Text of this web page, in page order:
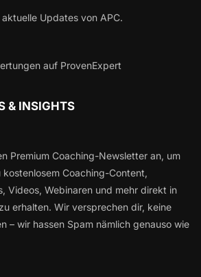
Updates von APC.
auf ProvenExpert
& INSIGHTS
Premium Coaching-Newsletter an, um
Coaching-Content,
Videos, Webinaren und mehr direkt in
erhalten. Wir versprechen dir, keine
– wir hassen Spam nämlich genauso wie